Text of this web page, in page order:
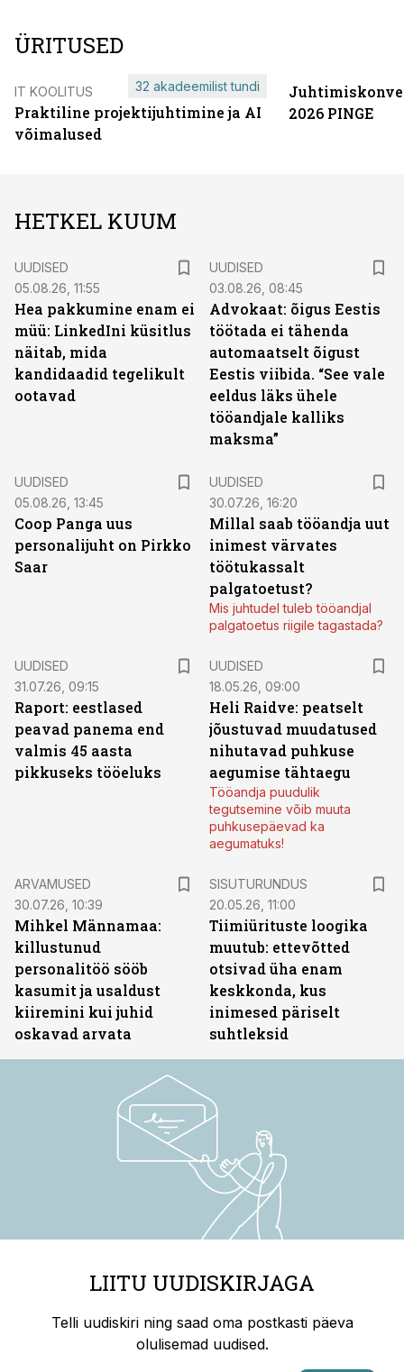
ÜRITUSED
IT KOOLITUS
Praktiline projektijuhtimine ja AI
võimalused
32 akadeemilist tundi
2026 PINGE
HETKEL KUUM
UUDISED
05.08.26, 11:55
Hea pakkumine enam ei
müü: LinkedIni küsitlus
näitab, mida
kandidaadid tegelikult
ootavad
UUDISED
03.08.26, 08:45
Advokaat: õigus Eestis
töötada ei tähenda
automaatselt õigust
Eestis viibida. “See vale
eeldus läks ühele
tööandjale kalliks
maksma”
UUDISED
05.08.26, 13:45
Coop Panga uus
personalijuht on Pirkko
Saar
UUDISED
30.07.26, 16:20
Millal saab tööandja uut
inimest värvates
töötukassalt
palgatoetust?
Mis juhtudel tuleb tööandjal
palgatoetus riigile tagastada?
UUDISED
31.07.26, 09:15
Raport: eestlased
peavad panema end
valmis 45 aasta
pikkuseks tööeluks
UUDISED
18.05.26, 09:00
Heli Raidve: peatselt
jõustuvad muudatused
nihutavad puhkuse
aegumise tähtaegu
Tööandja puudulik
tegutsemine võib muuta
puhkusepäevad ka
aegumatuks!
ARVAMUSED
30.07.26, 10:39
Mihkel Männamaa:
killustunud
personalitöö sööb
kasumit ja usaldust
kiiremini kui juhid
oskavad arvata
SISUTURUNDUS
20.05.26, 11:00
Tiimiürituste loogika
muutub: ettevõtted
otsivad üha enam
keskkonda, kus
inimesed päriselt
suhtleksid
LIITU UUDISKIRJAGA
Telli uudiskiri ning saad oma postkasti päeva
olulisemad uudised.